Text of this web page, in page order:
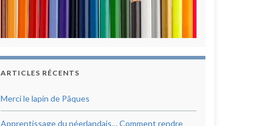
ARTICLES RÉCENTS
Merci le lapin de Pâques
Apprentissage du néerlandais… Comment rendre